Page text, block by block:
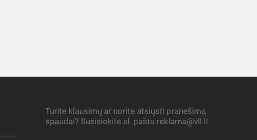
Turite klausimų ar norite atsiųsti pranešimą
spaudai? Susisiekite el. paštu reklama@vll.lt.